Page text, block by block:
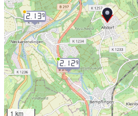
2.139
2.129
1 km